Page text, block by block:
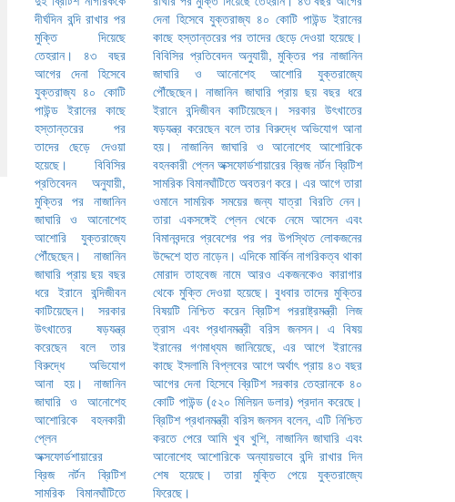
দেনা হিসেবে যুক্তরাজ্য ৪০ কোটি পাউন্ড ইরানের
কাছে হস্তান্তরের পর তাদের ছেড়ে দেওয়া হয়েছে।
বিবিসির প্রতিবেদন অনুযায়ী, মুক্তির পর নাজানিন
জাঘারি ও আনোশেহ আশোরি যুক্তরাজ্যে
পৌঁছেছেন। নাজানিন জাঘারি প্রায় ছয় বছর ধরে
ইরানে বন্দিজীবন কাটিয়েছেন। সরকার উৎখাতের
ষড়যন্ত্র করেছেন বলে তার বিরুদ্ধে অভিযোগ আনা
হয়। নাজানিন জাঘারি ও আনোশেহ আশোরিকে
বহনকারী প্লেন অক্সফোর্ডশায়ারের ব্রিজ নর্টন ব্রিটিশ
সামরিক বিমানঘাঁটিতে অবতরণ করে। এর আগে তারা
ওমানে সাময়িক সময়ের জন্য যাত্রা বিরতি নেন।
তারা একসঙ্গেই প্লেন থেকে নেমে আসেন এবং
বিমানবন্দরে প্রবেশের পর পর উপস্থিত লোকজনের
উদ্দেশে হাত নাড়েন। এদিকে মার্কিন নাগরিকত্ব থাকা
মোরাদ তাহবেজ নামে আরও একজনকেও কারাগার
থেকে মুক্তি দেওয়া হয়েছে। বুধবার তাদের মুক্তির
বিষয়টি নিশ্চিত করেন ব্রিটিশ পররাষ্ট্রমন্ত্রী লিজ
ত্রাস এবং প্রধানমন্ত্রী বরিস জনসন। এ বিষয়
ইরানের গণমাধ্যম জানিয়েছে, এর আগে ইরানের
কাছে ইসলামি বিপ্লবের আগে অর্থাৎ প্রায় ৪৩ বছর
আগের দেনা হিসেবে ব্রিটিশ সরকার তেহরানকে ৪০
কোটি পাউন্ড (৫২০ মিলিয়ন ডলার) প্রদান করেছে।
ব্রিটিশ প্রধানমন্ত্রী বরিস জনসন বলেন, এটি নিশ্চিত
করতে পেরে আমি খুব খুশি, নাজানিন জাঘারি এবং
আনোশেহ আশোরিকে অন্যায়ভাবে বন্দি রাখার দিন
শেষ হয়েছে। তারা মুক্তি পেয়ে যুক্তরাজ্যে
ফিরেছে।